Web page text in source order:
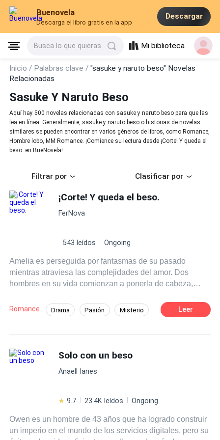
Buenovela
Descarga el libro gratis en la app
Descargar
Busca lo que quieras Mi biblioteca
Inicio / Palabras clave /"sasuke y naruto beso" Novelas
Relacionadas
Sasuke Y Naruto Beso
Aquí hay 500 novelas relacionadas con sasuke y naruto beso para que las
lea en línea. Generalmente, sasuke y naruto beso o historias de novelas
similares se pueden encontrar en varios géneros de libros, como Romance,
Hombre lobo, MM Romance. ¡Comience su lectura desde ¡Corte! Y queda el
beso. en BueNovela!
Filtrar por Clasificar por
¡Corte! Y queda el beso.
FerNova
543 leídos Ongoing
Amelia es perseguida por fantasmas de su pasado
mientras atraviesa las complejidades del amor. Dos
hombres en su vida comienzan a ponerla de cabeza,
hará que la pasión dentro del set pueda convertirse en
amor y atracción fuera de él. Pero el amor siempre ha
Romance Drama Pasión Misterio Leer
Solo con un beso
Anaell Ianes
9.7 23.4K leídos Ongoing
Owen es un hombre de 43 años que ha logrado construir
un imperio en el mundo de los servicios digitales, pero su